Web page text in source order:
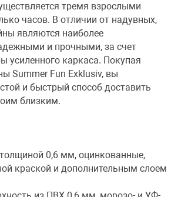
тремя взрослыми
часов. В отличии от надувных,
являются наиболее
и прочными, за счет
усиленного каркаса. Покупая
Summer Fun Exklusiv, вы
и быстрый способ доставить
близким.
0,6 мм, оцинкованные,
краской и дополнительным слоем